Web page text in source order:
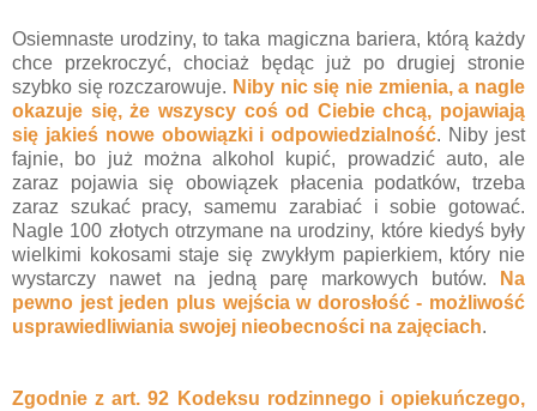
Osiemnaste urodziny, to taka magiczna bariera, którą każdy
chce przekroczyć, chociaż będąc już po drugiej stronie
szybko się rozczarowuje. Niby nic się nie zmienia, a nagle
okazuje się, że wszyscy coś od Ciebie chcą, pojawiają
się jakieś nowe obowiązki i odpowiedzialność. Niby jest
fajnie, bo już można alkohol kupić, prowadzić auto, ale
zaraz pojawia się obowiązek płacenia podatków, trzeba
zaraz szukać pracy, samemu zarabiać i sobie gotować.
Nagle 100 złotych otrzymane na urodziny, które kiedyś były
wielkimi kokosami staje się zwykłym papierkiem, który nie
wystarczy nawet na jedną parę markowych butów.
Na
pewno jest jeden plus wejścia w dorosłość - możliwość
usprawiedliwiania swojej nieobecności na zajęciach.
Zgodnie z art. 92 Kodeksu rodzinnego i opiekuńczego,